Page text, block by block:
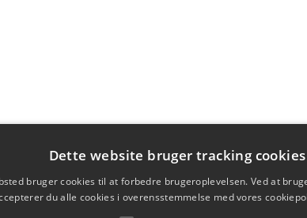
Dette website bruger tracking cookies
bruger cookies til at forbedre brugeroplevelsen. Ved at
du alle cookies i overensstemmelse med vores